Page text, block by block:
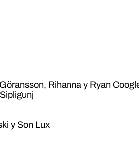
Rihanna y Ryan
y Son Lux